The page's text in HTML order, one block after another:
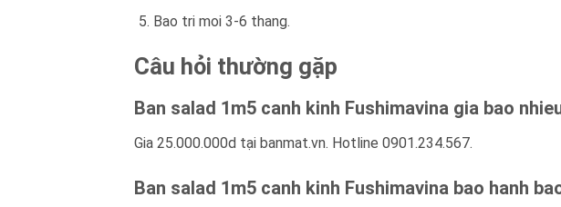
Bao tri moi 3-6 thang.
Câu hỏi thường gặp
Ban salad 1m5 canh kinh Fushimavina gia bao
Gia 25.000.000d tại banmat.vn. Hotline 0901.234.567.
Ban salad 1m5 canh kinh Fushimavina bao hanh